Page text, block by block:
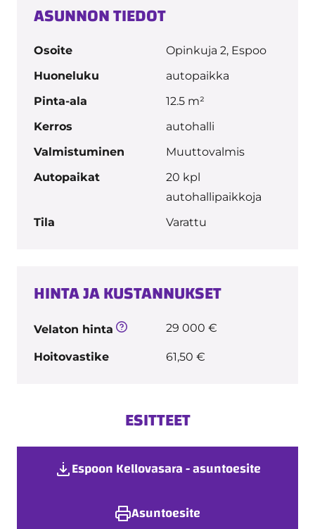
ASUNNON TIEDOT
Osoite
Opinkuja 2, Espoo
Huoneluku
autopaikka
Pinta-ala
12.5 m²
Kerros
autohalli
Valmistuminen
Muuttovalmis
Autopaikat
20 kpl
autohallipaikkoja
Tila
Varattu
HINTA JA KUSTANNUKSET
Velaton hinta 29 000 €
Hoitovastike 61,50 €
ESITTEET
Espoon Kellovasara - asuntoesite
Asuntoesite